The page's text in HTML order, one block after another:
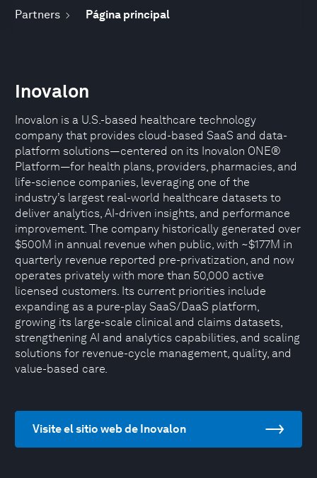
Partners Página principal
Inovalon
Inovalon is a U.S.-based healthcare technology
company that provides cloud-based SaaS and data-
platform solutions—centered on its Inovalon ONE®
Platform—for health plans, providers, pharmacies, and
life-science companies, leveraging one of the
industry’s largest real-world healthcare datasets to
deliver analytics, AI-driven insights, and performance
improvement. The company historically generated over
$500M in annual revenue when public, with ~$177M in
quarterly revenue reported pre-privatization, and now
operates privately with more than 50,000 active
licensed customers. Its current priorities include
expanding as a pure-play SaaS/DaaS platform,
growing its large-scale clinical and claims datasets,
strengthening AI and analytics capabilities, and scaling
solutions for revenue-cycle management, quality, and
value-based care.
Visite el sitio web de Inovalon